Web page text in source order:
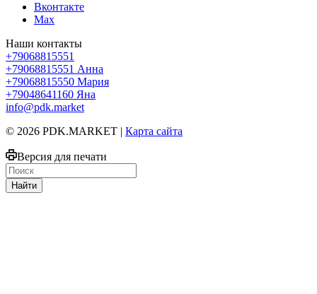
Вконтакте
Max
Наши контакты
+79068815551
+79068815551 Анна
+79068815550 Мария
+79048641160 Яна
info@pdk.market
© 2026 PDK.MARKET | Карта сайта
Версия для печати
Найти